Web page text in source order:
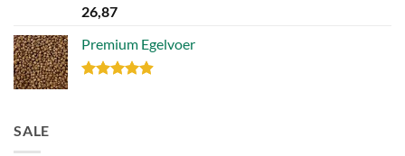
Gewaardeerd
4.77
26,87
Premium Egelvoer
SALE